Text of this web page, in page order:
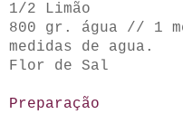
1/2 Limão
800 gr. água // 1
medidas de agua.
Flor de Sal
Preparação